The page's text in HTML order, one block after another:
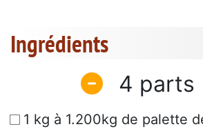
Ingrédients
4
1 kg à 1.200kg de palette